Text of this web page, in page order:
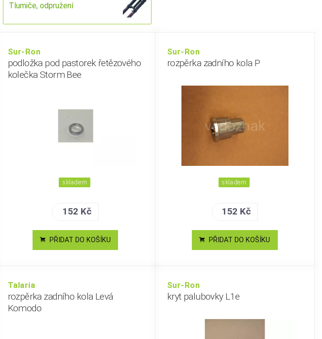
Tlumiče, odpružení
Sur-Ron
podložka pod pastorek řetězového
kolečka Storm Bee
skladem
152 Kč
PŘIDAT DO KOŠÍKU
Sur-Ron
rozpěrka zadního kola P
skladem
152 Kč
PŘIDAT DO KOŠÍKU
Talaria
rozpěrka zadního kola Levá
Komodo
Sur-Ron
kryt palubovky L1e